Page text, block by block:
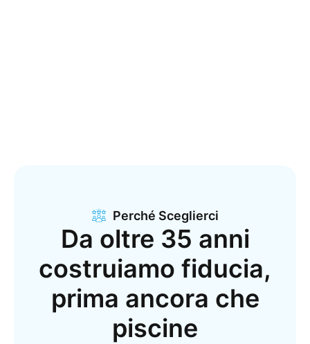
Perché Sceglierci
Da oltre 35 anni
costruiamo fiducia,
prima ancora che
piscine